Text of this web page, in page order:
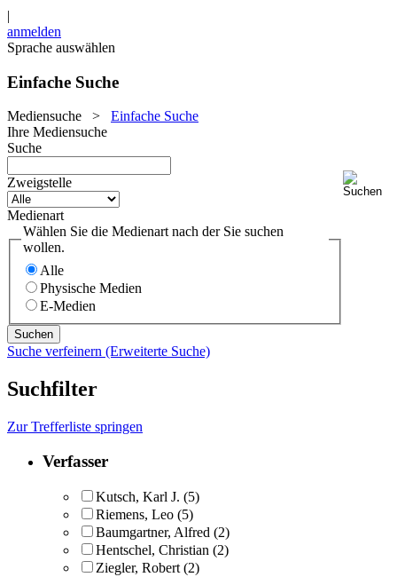
|
anmelden
Sprache auswählen
Einfache Suche
Mediensuche > Einfache Suche
Ihre Mediensuche
Suche
Zweigstelle
Medienart
Wählen Sie die Medienart nach der Sie suchen
wollen.
Alle
Physische Medien
E-Medien
Suche verfeinern (Erweiterte Suche)
Suchfilter
Zur Trefferliste springen
Verfasser
Kutsch, Karl J. (5)
Riemens, Leo (5)
Baumgartner, Alfred (2)
Hentschel, Christian (2)
Ziegler, Robert (2)